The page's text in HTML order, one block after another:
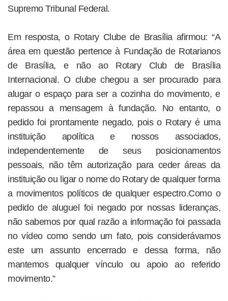
Supremo Tribunal Federal.
Em resposta, o Rotary Clube de Brasília afirmou: “A
área em questão pertence à Fundação de Rotarianos
de Brasília, e não ao Rotary Club de Brasília
Internacional. O clube chegou a ser procurado para
alugar o espaço para ser a cozinha do movimento, e
repassou a mensagem à fundação. No entanto, o
pedido foi prontamente negado, pois o Rotary é uma
instituição apolítica e nossos associados,
independentemente de seus posicionamentos
pessoais, não têm autorização para ceder áreas da
instituição ou ligar o nome do Rotary de qualquer forma
a movimentos políticos de qualquer espectro.Como o
pedido de aluguel foi negado por nossas lideranças,
não sabemos por qual razão a informação foi passada
no vídeo como sendo um fato, pois considerávamos
este um assunto encerrado e dessa forma, não
mantemos qualquer vínculo ou apoio ao referido
movimento.”